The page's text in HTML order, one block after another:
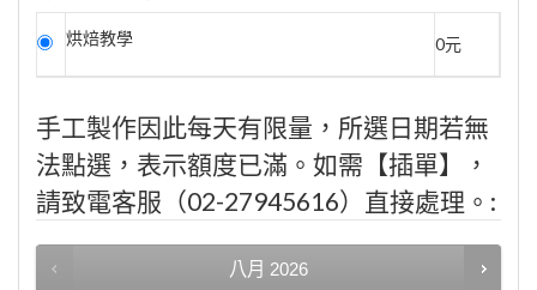
烘焙教學 0元
手工製作因此每天有限量，所選日期若無
法點選，表示額度已滿。如需【插單】，
請致電客服（02-27945616）直接處理。:
八月 2026